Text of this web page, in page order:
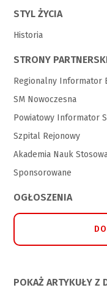
STYL ŻYCIA
Historia
STRONY
Regionalny Informator
SM Nowoczesna
Powiatowy Informator
Szpital Rejonowy
Akademia Nauk
Sponsorowane
OGŁOSZENIA
POKAŻ ARTYKUŁY Z